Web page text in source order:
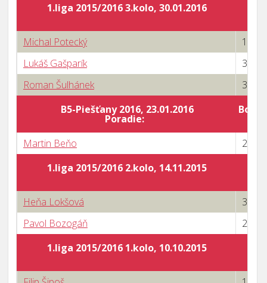
1.liga 2015/2016 3.kolo, 30.01.2016
Michal Potecký
1 : 3
Lukáš Gašparík
3 : 0
Roman Šulhánek
3 : 1
B5-Piešťany 2016, 23.01.2016
Poradie:
Body
Martin Beňo
2 : 3
1.liga 2015/2016 2.kolo, 14.11.2015
Heňa Lokšová
3 : 0
Pavol Bozogáň
2 : 3
1.liga 2015/2016 1.kolo, 10.10.2015